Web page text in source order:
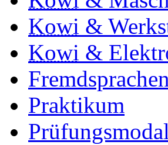
Kowi &
Kowi &
Fremdsprachen
Praktikum